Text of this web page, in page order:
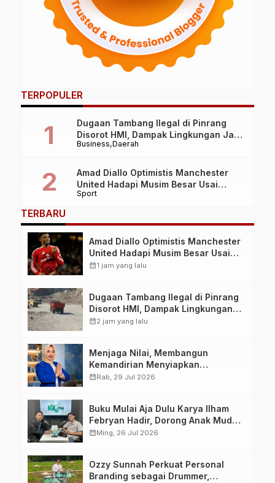
TERPOPULER
Business Daerah
Dugaan Tambang Ilegal di Pinrang
Disorot HMI, Dampak Lingkungan Jadi
Perhatian
Sport
Amad Diallo Optimistis Manchester
United Hadapi Musim Besar Usai
Imbang 1-1 Lawan PSG
TERBARU
Amad Diallo Optimistis Manchester
United Hadapi Musim Besar Usai
Imbang 1-1 Lawan PSG
calendar_month1 jam yang lalu
Dugaan Tambang Ilegal di Pinrang
Disorot HMI, Dampak Lingkungan
Jadi Perhatian
calendar_month2 jam yang lalu
Menjaga Nilai, Membangun
Kemandirian Menyiapkan
Kepemimpinan Ekonomi Perempuan
Jamaah
calendar_monthRab, 29 Jul 2026
Buku Mulai Aja Dulu Karya Ilham
Febryan Hadir, Dorong Anak Muda
Berhenti Menunda dan Mulai
calendar_monthMing, 26 Jul 2026
Ozzy Sunnah Perkuat Personal
Branding sebagai Drummer,